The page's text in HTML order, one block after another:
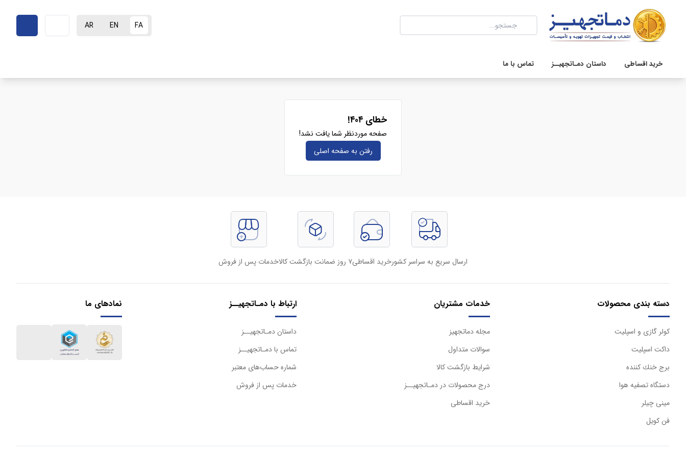
FA
EN
AR
خرید اقساطی داستان دمـاتجهیــز تماس با ما
خطای ۴۰۴!
صفحه موردنظر شما یافت نشد!
رفتن به صفحه‌ اصلی
ارسال سریع به سراسر کشورخرید اقساطی۷ روز ضمانت بازگشت کالا خدمات پس از فروش
دسته بندی محصولات
كولر گازی و اسپليت
داكت اسپليت
برج خنك كننده
دستگاه تصفيه هوا
مینی چیلر
فن کویل
خدمات مشتریان
مجله دماتجهیز
سوالات متداول
شرایط بازگشت کالا
درج محصولات در دمـاتجهیــز
خرید اقساطی
ارتباط با دمـاتجهیــز
داستان دمـاتجهیــز
تماس با دمـاتجهیــز
شماره حساب‌های معتبر
خدمات پس از فروش
نمادهای ما